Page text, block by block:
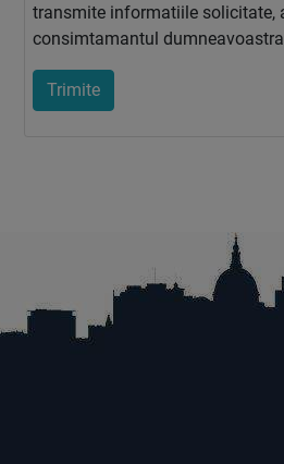
transmite informatiile solicitate,
consimtamantul
Trimite